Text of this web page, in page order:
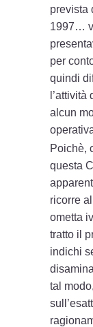
prevista
1997…
per
quindi
alcun
Poichè,
questa
ricorre
ometta
tratto il
indichi
tal